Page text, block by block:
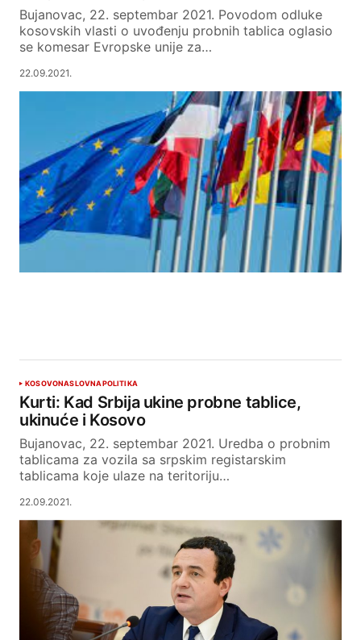
Bujanovac, 22. septembar 2021. Povodom odluke
kosovskih vlasti o uvođenju probnih tablica oglasio
se komesar Evropske unije za…
22.09.2021.
KOSOVONASLOVNAPOLITIKA
Kurti: Kad Srbija ukine probne tablice,
ukinuće i Kosovo
Bujanovac, 22. septembar 2021. Uredba o probnim
tablicama za vozila sa srpskim registarskim
tablicama koje ulaze na teritoriju…
22.09.2021.